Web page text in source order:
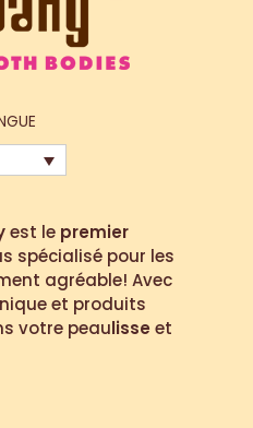
est le premier
spécialisé pour les
agréable! Avec
et produits
votre peaulisse et